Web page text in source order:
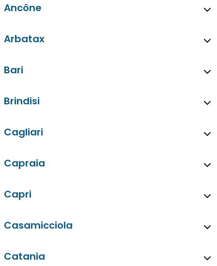
Ancône
Arbatax
Bari
Brindisi
Cagliari
Capraia
Capri
Casamicciola
Catania